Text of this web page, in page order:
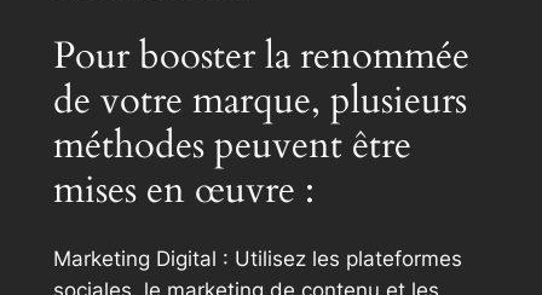
Pour booster la renommée
de votre marque, plusieurs
méthodes peuvent être
mises en œuvre :
Marketing Digital : Utilisez les plateformes